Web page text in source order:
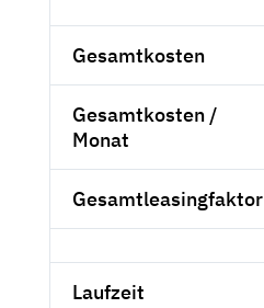
Gesamtkosten
Gesamtkosten /
Monat
Gesamtleasingfaktor
Laufzeit